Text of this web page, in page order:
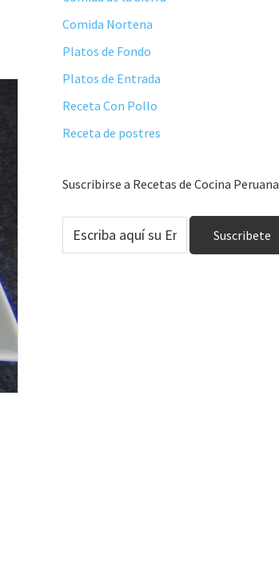
Comida Nortena
Platos de Fondo
Platos de Entrada
Receta Con Pollo
Receta de postres
Suscribirse a Recetas de Cocina Peruana